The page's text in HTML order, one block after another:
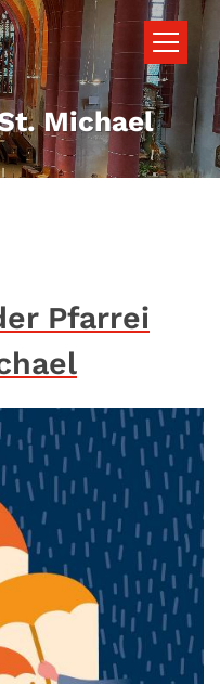
Michael
Pfarrei